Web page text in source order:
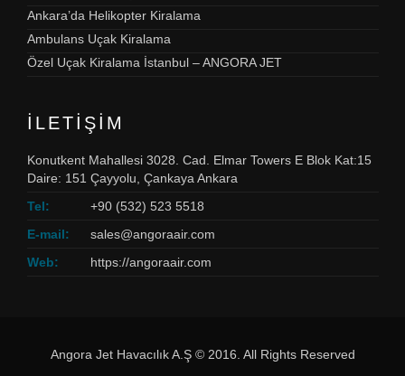
Ankara’da Helikopter Kiralama
Ambulans Uçak Kiralama
Özel Uçak Kiralama İstanbul – ANGORA JET
İLETIŞIM
Konutkent Mahallesi 3028. Cad. Elmar Towers E Blok Kat:15
Daire: 151 Çayyolu, Çankaya Ankara
Tel:
+90 (532) 523 5518
E-mail:
sales@angoraair.com
Web:
https://angoraair.com
Angora Jet Havacılık A.Ş © 2016. All Rights Reserved